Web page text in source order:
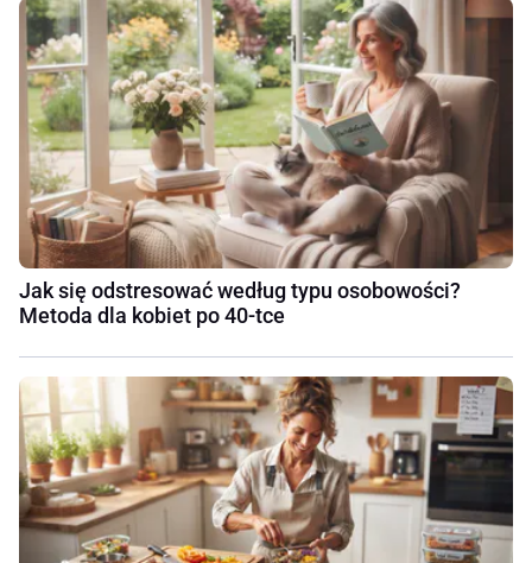
Jak się odstresować według typu osobowości?
Metoda dla kobiet po 40-tce